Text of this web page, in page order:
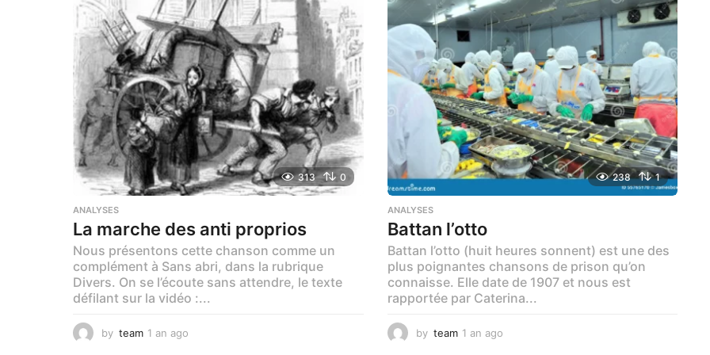
g
o
313 0
ANALYSES
La marche des anti proprios
Nous présentons cette chanson comme un
complément à Sans abri, dans la rubrique
Divers. On se l’écoute sans attendre, le texte
défilant sur la vidéo :...
by team 1 an ago
238 1
ANALYSES
Battan l’otto
Battan l’otto (huit heures sonnent) est une des
plus poignantes chansons de prison qu’on
connaisse. Elle date de 1907 et nous est
rapportée par Caterina...
by team 1 an ago